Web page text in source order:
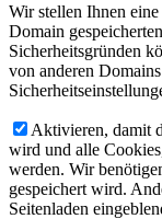
Wir stellen Ihnen
Domain
Sicherheitsgründen
von anderen
Aktivieren, damit
wird und alle
werden. Wir
gespeichert wird.
Seitenladen